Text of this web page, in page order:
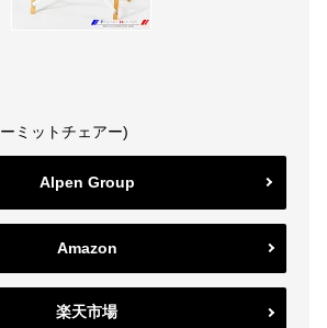
ミットチェアー)
Alpen Group
Amazon
楽天市場